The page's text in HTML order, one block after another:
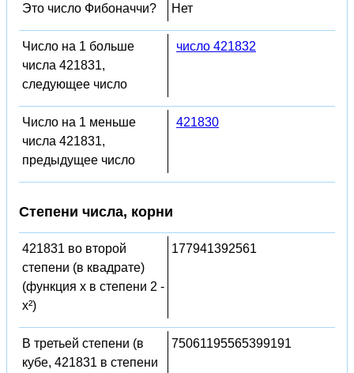
Это число Фибоначчи? Нет
Число на 1 больше
числа 421831,
следующее число
число 421832
Число на 1 меньше
числа 421831,
предыдущее число
421830
Степени числа, корни
421831 во второй
степени (в квадрате)
(функция x в степени 2 -
x²)
177941392561
В третьей степени (в
кубе, 421831 в степени
75061195565399191